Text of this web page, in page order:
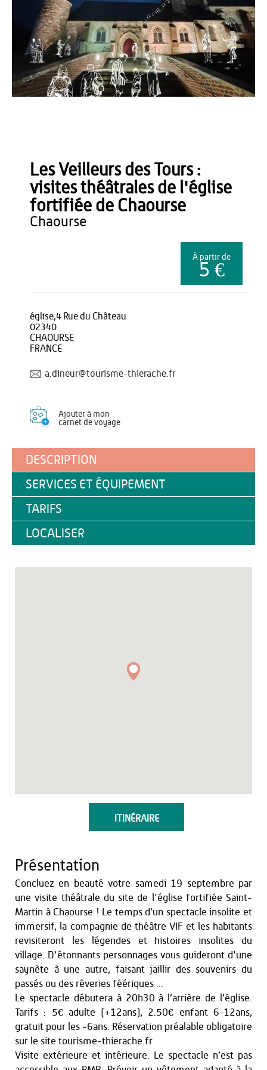
Les Veilleurs des Tours :
visites théâtrales de l'église
fortifiée de Chaourse
chaourse
À partir de
5 €
église,4 Rue du Château
02340
CHAOURSE
FRANCE
a.dineur@tourisme-thierache.fr
Ajouter à mon
carnet de voyage
DESCRIPTION
SERVICES ET ÉQUIPEMENT
TARIFS
LOCALISER
ITINÉRAIRE
Présentation
Concluez en beauté votre samedi 19 septembre par
une visite théâtrale du site de l'église fortifiée Saint-
Martin à Chaourse ! Le temps d’un spectacle insolite et
immersif, la compagnie de théâtre VIF et les habitants
revisiteront les légendes et histoires insolites du
village. D'étonnants personnages vous guideront d'une
saynète à une autre, faisant jaillir des souvenirs du
passés ou des rêveries féériques ...
Le spectacle débutera à 20h30 à l’arrière de l’église.
Tarifs : 5€ adulte (+12ans), 2.50€ enfant 6-12ans,
gratuit pour les -6ans. Réservation préalable obligatoire
sur le site tourisme-thierache.fr
Visite extérieure et intérieure. Le spectacle n’est pas